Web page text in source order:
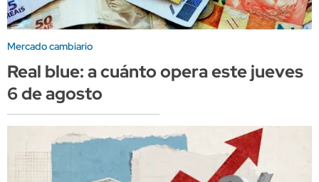
Mercado cambiario
Real blue: a cuánto opera este jueves
6 de agosto